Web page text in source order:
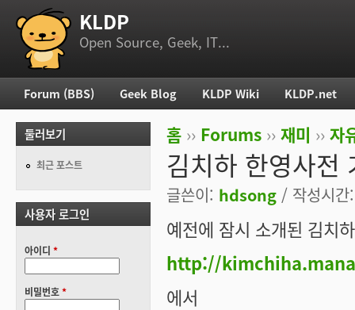
부 메뉴 KLDP
Open Source, Geek, IT...
현재 위치
홈 ›› Forums ›› 재미 ›› 자
김치하 한영사전
글쓴이: hdsong / 작성시
예전에 잠시 소개된 김치
http://
에서
주 메뉴
Forum (BBS) Geek Blog KLDP Wiki KLDP.net
둘러보기
최근 포스트
사용자 로그인
아이디 *
비밀번호*